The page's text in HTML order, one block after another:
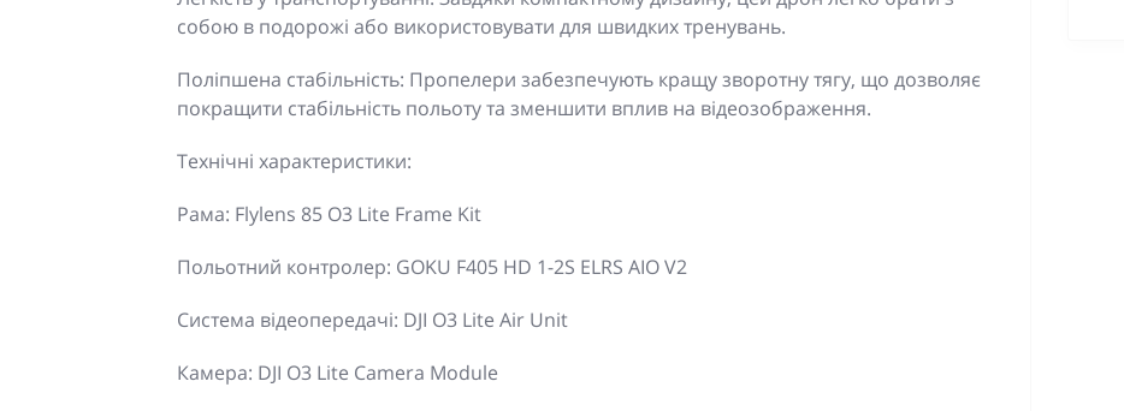
собою в подорожі або використовувати для швидких тренувань.
Поліпшена стабільність: Пропелери забезпечують кращу зворотну тягу, що дозволяє
покращити стабільність польоту та зменшити вплив на відеозображення.
Технічні характеристики:
Рама: Flylens 85 O3 Lite Frame Kit
Польотний контролер: GOKU F405 HD 1-2S ELRS AIO V2
Система відеопередачі: DJI O3 Lite Air Unit
Камера: DJI O3 Lite Camera Module